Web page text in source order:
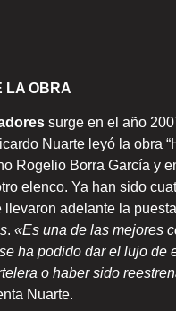
LA OBRA
surge en el año
Nuarte leyó la obra
Rogelio Borra García y
elenco. Ya han sido
llevaron adelante la
. «Es una de las mejores
ha podido dar el lujo de
o haber sido
Nuarte.